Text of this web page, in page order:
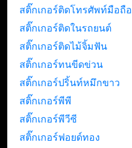
สติ๊กเกอร์ติดโทรศัพท์มือถือ
สติ๊กเกอร์ติดในรถยนต์
สติ๊กเกอร์ติดไม้จิ้มฟัน
สติ๊กเกอร์ทนขีดข่วน
สติ๊กเกอร์ปริ้นท์หมึกขาว
สติ๊กเกอร์พีพี
สติ๊กเกอร์พีวีซี
สติ๊กเกอร์ฟอยด์ทอง